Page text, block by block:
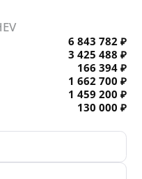
6 843 782 ₽
3 425 488 ₽
166 394 ₽
1 662 700 ₽
1 459 200 ₽
130 000 ₽